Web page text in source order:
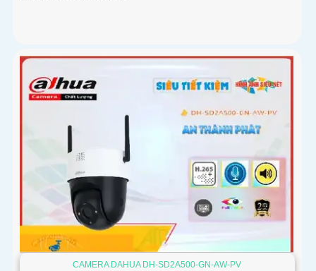
CAMERA DAHUA DH-SD2A500-GN-AW-PV